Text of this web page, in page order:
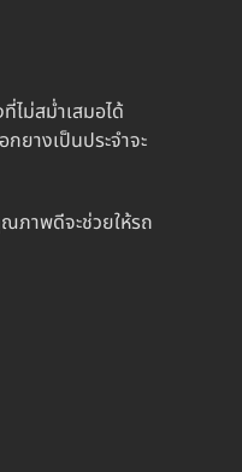
ม่สม่ำเสมอได้
ยางเป็นประจำจะ
ภาพดีจะช่วยให้รถ